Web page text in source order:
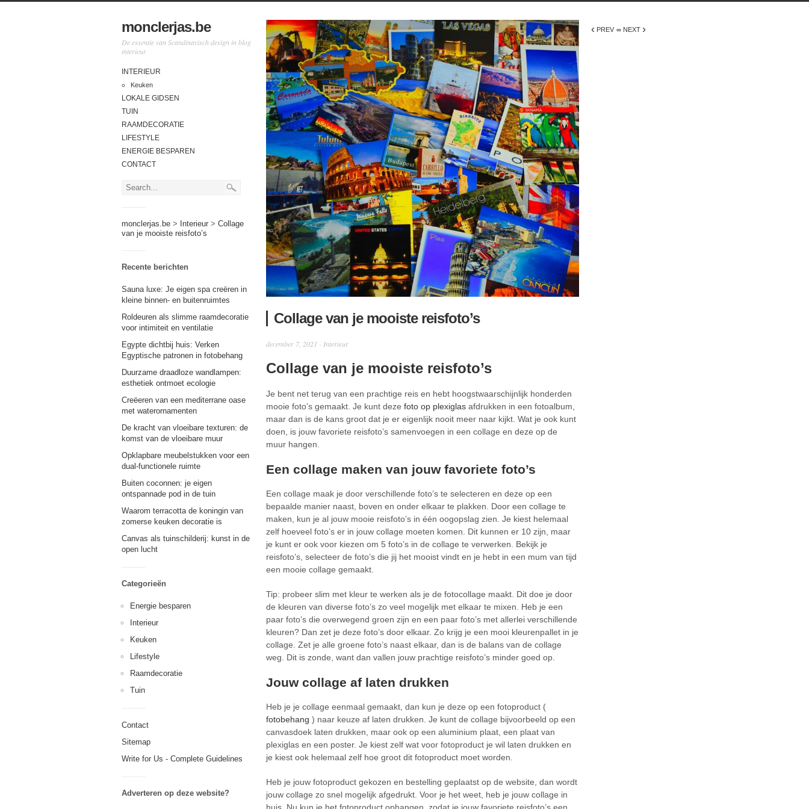
monclerjas.be
De essentie van Scandinavisch design in blog
interieur
INTERIEUR
Keuken
LOKALE GIDSEN
TUIN
RAAMDECORATIE
LIFESTYLE
ENERGIE BESPAREN
CONTACT
monclerjas.be > Interieur > Collage
van je mooiste reisfoto’s
Recente berichten
Sauna luxe: Je eigen spa creëren in
kleine binnen- en buitenruimtes
Roldeuren als slimme raamdecoratie
voor intimiteit en ventilatie
Egypte dichtbij huis: Verken
Egyptische patronen in fotobehang
Duurzame draadloze wandlampen:
esthetiek ontmoet ecologie
Creëeren van een mediterrane oase
met waterornamenten
De kracht van vloeibare texturen: de
komst van de vloeibare muur
Opklapbare meubelstukken voor een
dual-functionele ruimte
Buiten coconnen: je eigen
ontspannade pod in de tuin
Waarom terracotta de koningin van
zomerse keuken decoratie is
Canvas als tuinschilderij: kunst in de
open lucht
Categorieën
Energie besparen
Interieur
Keuken
Lifestyle
Raamdecoratie
Tuin
Contact
Sitemap
Write for Us - Complete Guidelines
Adverteren op deze website?
Collage van je mooiste reisfoto’s
december 7, 2021 - Interieur
Collage van je mooiste reisfoto’s
Je bent net terug van een prachtige reis en hebt hoogstwaarschijnlijk honderden
mooie foto’s gemaakt. Je kunt deze foto op plexiglas afdrukken in een fotoalbum,
maar dan is de kans groot dat je er eigenlijk nooit meer naar kijkt. Wat je ook kunt
doen, is jouw favoriete reisfoto’s samenvoegen in een collage en deze op de
muur hangen.
Een collage maken van jouw favoriete foto’s
Een collage maak je door verschillende foto’s te selecteren en deze op een
bepaalde manier naast, boven en onder elkaar te plakken. Door een collage te
maken, kun je al jouw mooie reisfoto’s in één oogopslag zien. Je kiest helemaal
zelf hoeveel foto’s er in jouw collage moeten komen. Dit kunnen er 10 zijn, maar
je kunt er ook voor kiezen om 5 foto’s in de collage te verwerken. Bekijk je
reisfoto’s, selecteer de foto’s die jij het mooist vindt en je hebt in een mum van tijd
een mooie collage gemaakt.
Tip: probeer slim met kleur te werken als je de fotocollage maakt. Dit doe je door
de kleuren van diverse foto’s zo veel mogelijk met elkaar te mixen. Heb je een
paar foto’s die overwegend groen zijn en een paar foto’s met allerlei verschillende
kleuren? Dan zet je deze foto’s door elkaar. Zo krijg je een mooi kleurenpallet in je
collage. Zet je alle groene foto’s naast elkaar, dan is de balans van de collage
weg. Dit is zonde, want dan vallen jouw prachtige reisfoto’s minder goed op.
Jouw collage af laten drukken
Heb je je collage eenmaal gemaakt, dan kun je deze op een fotoproduct (
fotobehang ) naar keuze af laten drukken. Je kunt de collage bijvoorbeeld op een
canvasdoek laten drukken, maar ook op een aluminium plaat, een plaat van
plexiglas en een poster. Je kiest zelf wat voor fotoproduct je wil laten drukken en
je kiest ook helemaal zelf hoe groot dit fotoproduct moet worden.
Heb je jouw fotoproduct gekozen en bestelling geplaatst op de website, dan wordt
jouw collage zo snel mogelijk afgedrukt. Voor je het weet, heb je jouw collage in
huis. Nu kun je het fotoproduct ophangen, zodat je jouw favoriete reisfoto’s een
‹ PREV ∞ NEXT ›